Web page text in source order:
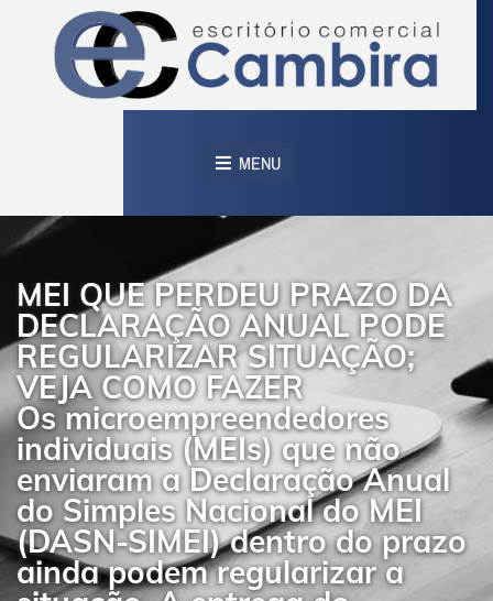
MENU
MEI QUE PERDEU PRAZO DA
DECLARAÇÃO ANUAL PODE
REGULARIZAR SITUAÇÃO;
VEJA COMO FAZER
Os microempreendedores
individuais (MEIs) que não
enviaram a Declaração Anual
do Simples Nacional do MEI
(DASN-SIMEI) dentro do prazo
ainda podem regularizar a